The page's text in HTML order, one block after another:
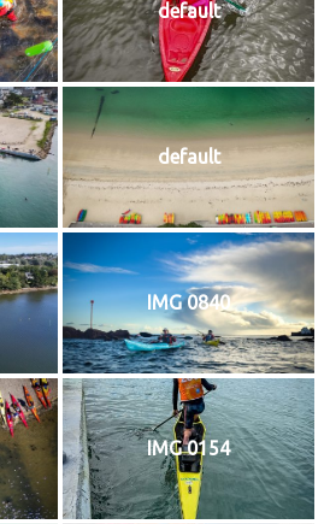
default
default
IMG 0840
IMG 0154